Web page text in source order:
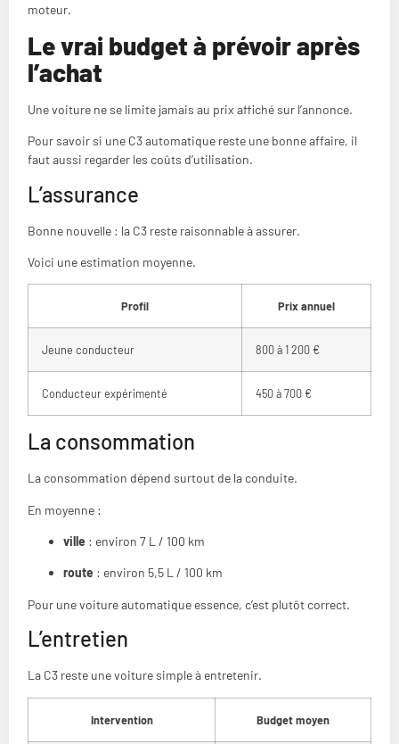
moteur.
Le vrai budget à prévoir après
l’achat
Une voiture ne se limite jamais au prix affiché sur l’annonce.
Pour savoir si une C3 automatique reste une bonne affaire, il
faut aussi regarder les coûts d’utilisation.
L’assurance
Bonne nouvelle : la C3 reste raisonnable à assurer.
Voici une estimation moyenne.
Profil Prix annuel
Jeune conducteur 800 à 1 200 €
Conducteur expérimenté 450 à 700 €
La consommation
La consommation dépend surtout de la conduite.
En moyenne :
ville : environ 7 L / 100 km
route : environ 5,5 L / 100 km
Pour une voiture automatique essence, c’est plutôt correct.
L’entretien
La C3 reste une voiture simple à entretenir.
Intervention Budget moyen